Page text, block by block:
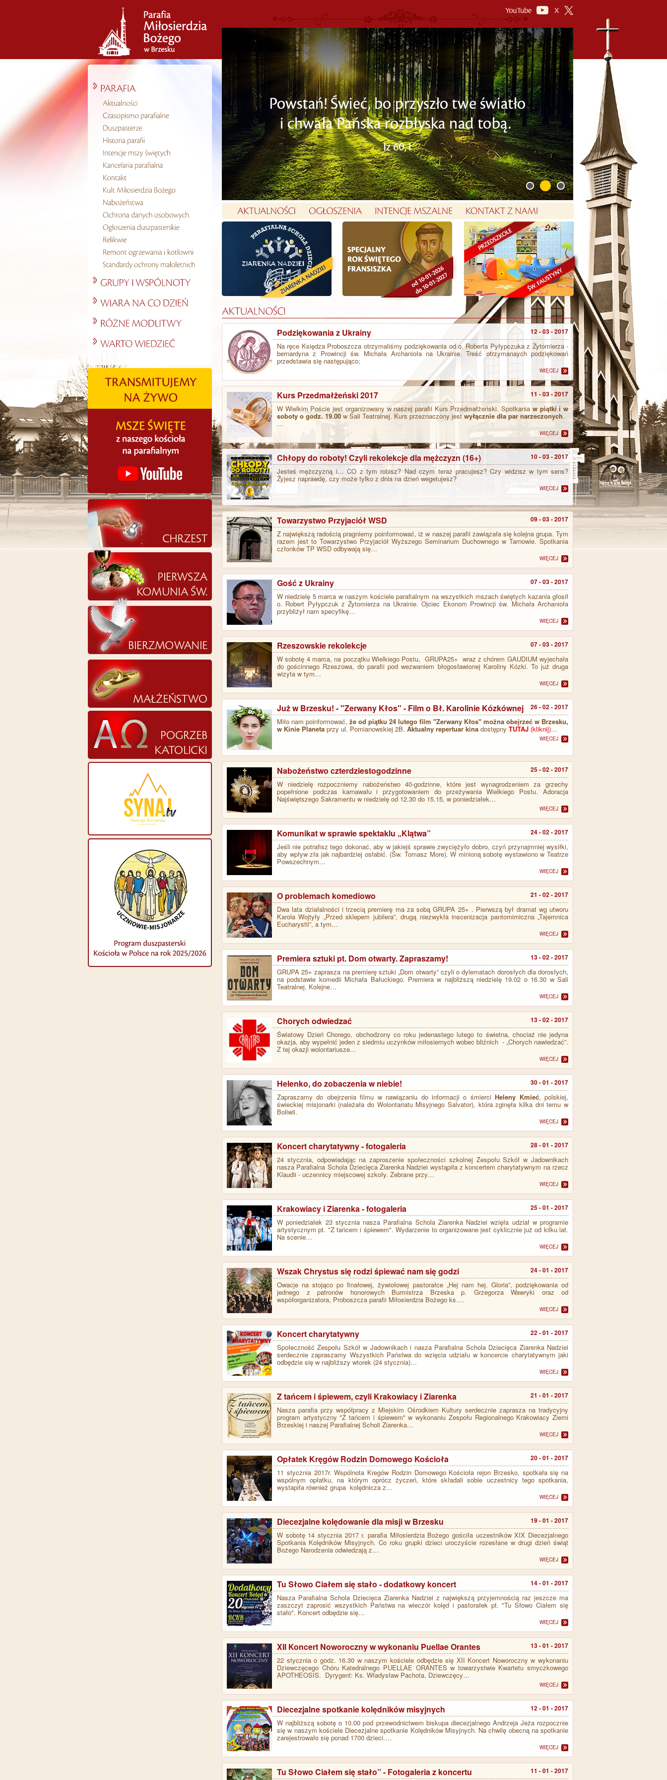
Podziękowania z Ukrainy 12 - 03 - 2017
Na ręce Księdza Proboszcza otrzymaliśmy podziękowania od o. Roberta Pyłypczuka z Żytomierza -
bernardyna z Prowincji św. Michała Archanioła na Ukrainie. Treść otrzymanaych podziękowań
przedstawia się następująco;
WIĘCEJ
Kurs Przedmałżeński 2017 11 - 03 - 2017
W Wielkim Poście jest organizowany w naszej parafii Kurs Przedmałżeński. Spotkania w piątki i w
soboty o godz. 19.00 w Sali Teatralnej. Kurs przeznaczony jest wyłącznie dla par narzeczonych.
…
WIĘCEJ
Chłopy do roboty! Czyli rekolekcje dla mężczyzn (16+) 10 - 03 - 2017
Jesteś mężczyzną i… CO z tym robisz? Nad czym teraz pracujesz? Czy widzisz w tym sens?
Żyjesz naprawdę, czy może tylko z dnia na dzień wegetujesz?
WIĘCEJ
Towarzystwo Przyjaciół WSD 09 - 03 - 2017
Z największą radością pragniemy poinformować, iż w naszej parafii zawiązała się kolejna grupa. Tym
razem jest to Towarzystwo Przyjaciół Wyższego Seminarium Duchownego w Tarnowie. Spotkania
członków TP WSD odbywają się…
WIĘCEJ
Gość z Ukrainy 07 - 03 - 2017
W niedzielę 5 marca w naszym kościele parafialnym na wszystkich mszach świętych kazania głosił
o. Robert Pyłypczuk z Żytomierza na Ukrainie. Ojciec Ekonom Prowincji św. Michała Archanioła
przybliżył nam specyfikę…
WIĘCEJ
Rzeszowskie rekolekcje 07 - 03 - 2017
W sobotę 4 marca, na początku Wielkiego Postu, GRUPA25+ wraz z chórem GAUDIUM wyjechała
do gościnnego Rzeszowa, do parafii pod wezwaniem błogosławionej Karoliny Kózki. To już druga
wizyta w tym…
WIĘCEJ
Już w Brzesku! - "Zerwany Kłos" - Film o Bł. Karolinie Kózkównej 26 - 02 - 2017
Miło nam poinformować, że od piątku 24 lutego film "Zerwany Kłos" można obejrzeć w Brzesku,
w Kinie Planeta przy ul. Pomianowskiej 2B. Aktualny repertuar kina dostępny TUTAJ (kliknij)…
WIĘCEJ
Nabożeństwo czterdziestogodzinne 25 - 02 - 2017
W niedzielę rozpoczniemy nabożeństwo 40-godzinne, które jest wynagrodzeniem za grzechy
popełnione podczas karnawału i przygotowaniem do przeżywania Wielkiego Postu. Adoracja
Najświętszego Sakramentu w niedzielę od 12.30 do 15.15, w poniedziałek…
WIĘCEJ
Komunikat w sprawie spektaklu „Klątwa” 24 - 02 - 2017
Jeśli nie potrafisz tego dokonać, aby w jakiejś sprawie zwyciężyło dobro, czyń przynajmniej wysiłki,
aby wpływ zła jak najbardziej osłabić. (Św. Tomasz More). W minioną sobotę wystawiono w Teatrze
Powszechnym…
WIĘCEJ
O problemach komediowo 21 - 02 - 2017
Dwa lata działalności i trzecią premierę ma za sobą GRUPA 25+ . Pierwszą był dramat wg utworu
Karola Wojtyły „Przed sklepem jubilera”, drugą niezwykła inscenizacja pantomimiczna „Tajemnica
Eucharystii”, a tym…
WIĘCEJ
Premiera sztuki pt. Dom otwarty. Zapraszamy! 13 - 02 - 2017
GRUPA 25+ zaprasza na premierę sztuki „Dom otwarty” czyli o dylematach dorosłych dla dorosłych,
na podstawie komedii Michała Bałuckiego. Premiera w najbliższą niedzielę 19.02 o 16.30 w Sali
Teatralnej. Kolejne…
WIĘCEJ
Chorych odwiedzać 13 - 02 - 2017
Światowy Dzień Chorego, obchodzony co roku jedenastego lutego to świetna, chociaż nie jedyna
okazja, aby wypełnić jeden z siedmiu uczynków miłosiernych wobec bliźnich - „Chorych nawiedzać”.
Z tej okazji wolontariusze…
WIĘCEJ
Helenko, do zobaczenia w niebie! 30 - 01 - 2017
Zapraszamy do obejrzenia filmu w nawiązaniu do informacji o śmierciHeleny Kmieć, polskiej,
świeckiej misjonarki (należała do Wolontariatu Misyjnego Salvator), która zginęła kilka dni temu w
Boliwii.
WIĘCEJ
Koncert charytatywny - fotogaleria 28 - 01 - 2017
24 stycznia, odpowiadając na zaproszenie społeczności szkolnej Zespołu Szkół w Jadownikach
nasza Parafialna Schola Dziecięca Ziarenka Nadziei wystąpiła z koncertem charytatywnym na rzecz
Klaudii - uczennicy miejscowej szkoły. Zebrane przy…
WIĘCEJ
Krakowiacy i Ziarenka - fotogaleria 25 - 01 - 2017
W poniedziałek 23 stycznia nasza Parafialna Schola Ziarenka Nadziei wzięła udział w programie
artystycznym pt. "Z tańcem i śpiewem". Wydarzenie to organizowane jest cyklicznie już od kilku lat.
Na scenie…
WIĘCEJ
Wszak Chrystus się rodzi śpiewać nam się godzi 24 - 01 - 2017
Owacje na stojąco po finałowej, żywiołowej pastorałce „Hej nam hej. Gloria”, podziękowania od
jednego z patronów honorowych Burmistrza Brzeska p. Grzegorza Wawryki oraz od
współorganizatora, Proboszcza parafii Miłosierdzia Bożego ks.…
WIĘCEJ
Koncert charytatywny 22 - 01 - 2017
Społeczność Zespołu Szkół w Jadownikach i nasza Parafialna Schola Dziecięca Ziarenka Nadziei
serdecznie zapraszamy Wszystkich Państwa do wzięcia udziału w koncercie charytatywnym jaki
odbędzie się w najbliższy wtorek (24 stycznia)…
WIĘCEJ
Z tańcem i śpiewem, czyli Krakowiacy i Ziarenka 21 - 01 - 2017
Nasza parafia przy współpracy z Miejskim Ośrodkiem Kultury serdecznie zaprasza na tradycyjny
program artystyczny "Z tańcem i śpiewem" w wykonaniu Zespołu Regionalnego Krakowiacy Ziemi
Brzeskiej i naszej Parafialnej Scholi Ziarenka…
WIĘCEJ
Opłatek Kręgów Rodzin Domowego Kościoła 20 - 01 - 2017
11 stycznia 2017r. Wspólnota Kregów Rodzin Domowego Kościoła rejon Brzesko, spotkała się na
wspólnym opłatku, na którym oprócz życzeń, które składali sobie uczestnicy tego spotkania,
wystapiła również grupa kolędnicza z…
WIĘCEJ
Diecezjalne kolędowanie dla misji w Brzesku 19 - 01 - 2017
W sobotę 14 stycznia 2017 r. parafia Miłosierdzia Bożego gościła uczestników XIX Diecezjalnego
Spotkania Kolędników Misyjnych. Co roku grupki dzieci uroczyście rozesłane w drugi dzień świąt
Bożego Narodzenia odwiedzają z…
WIĘCEJ
Tu Słowo Ciałem się stało - dodatkowy koncert 14 - 01 - 2017
Nasza Parafialna Schola Dziecięca Ziarenka Nadziei z największą przyjemnością raz jeszcze ma
zaszczyt zaprosić wszystkich Państwa na wieczór kolęd i pastorałek pt. "Tu Słowo Ciałem się
stało". Koncert odbędzie się…
WIĘCEJ
XII Koncert Noworoczny w wykonaniu Puellae Orantes 13 - 01 - 2017
22 stycznia o godz. 16.30 w naszym kościele odbędzie się XII Koncert Noworoczny w wykonaniu
Dziewczęcego Chóru Katedralnego PUELLAE ORANTES w towarzystwie Kwartetu smyczkowego
APOTHEOSIS. Dyrygent: Ks. Władysław Pachota. Dziewczęcy…
WIĘCEJ
Diecezjalne spotkanie kolędników misyjnych 12 - 01 - 2017
W najbliższą sobotę o 10.00 pod przewodnictwem biskupa diecezjalnego Andrzeja Jeża rozpocznie
się w naszym kościele Diecezjalne spotkanie Kolędników Misyjnych. Na chwilę obecną na spotkanie
zarejestrowało się ponad 1700 dzieci.…
WIĘCEJ
Tu Słowo Ciałem się stało” - Fotogaleria z koncertu 11 - 01 - 2017